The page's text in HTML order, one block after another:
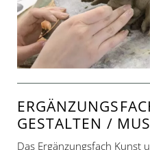
GESTALTEN /
Das Ergänzungsfach Kunst